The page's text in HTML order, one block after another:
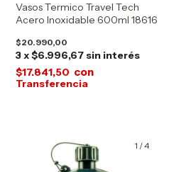
Vasos Termico Travel Tech
Acero Inoxidable 600ml 18616
$20.990,00
3x$6.996,67 sin interés
$17.841,50 con
1 /4